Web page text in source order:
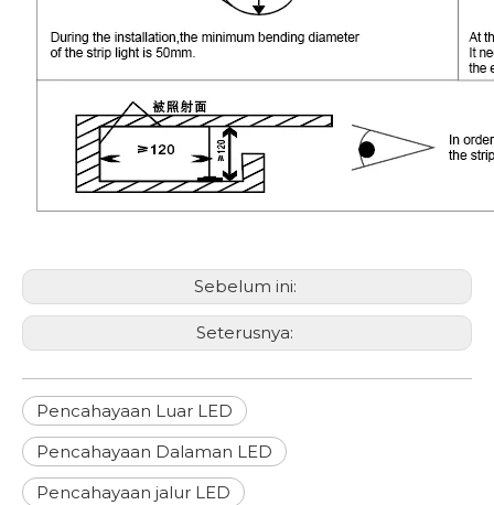
Sebelum ini:
Seterusnya:
Pencahayaan Luar LED
Pencahayaan Dalaman LED
Pencahayaan jalur LED